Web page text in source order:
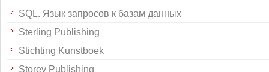
SQL. Язык запросов к базам данных
Sterling Publishing
Stichting Kunstboek
Storey Publishing